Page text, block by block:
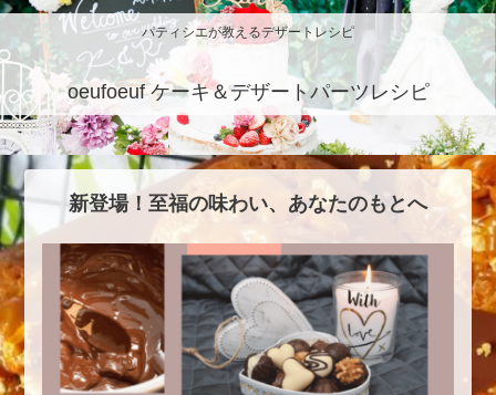
パティシエが教えるデザートレシピ
oeufoeuf ケーキ＆デザートパーツレシピ
新登場！至福の味わい、あなたのもとへ